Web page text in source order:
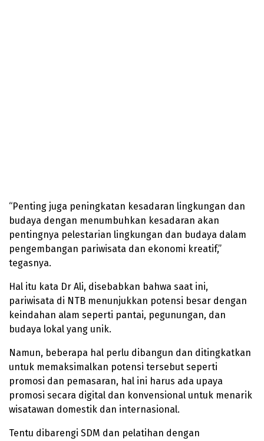
“Penting juga peningkatan kesadaran lingkungan dan
budaya dengan menumbuhkan kesadaran akan
pentingnya pelestarian lingkungan dan budaya dalam
pengembangan pariwisata dan ekonomi kreatif,”
tegasnya.
Hal itu kata Dr Ali, disebabkan bahwa saat ini,
pariwisata di NTB menunjukkan potensi besar dengan
keindahan alam seperti pantai, pegunungan, dan
budaya lokal yang unik.
Namun, beberapa hal perlu dibangun dan ditingkatkan
untuk memaksimalkan potensi tersebut seperti
promosi dan pemasaran, hal ini harus ada upaya
promosi secara digital dan konvensional untuk menarik
wisatawan domestik dan internasional.
Tentu dibarengi SDM dan pelatihan dengan